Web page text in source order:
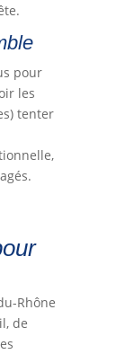
pour
les
tenter
Rhône
de